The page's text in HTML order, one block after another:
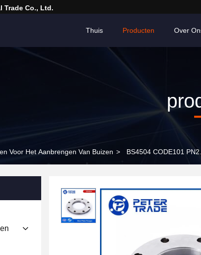
Trade Co., Ltd.
Thuis Producten Over
Voor Het Aanbrengen Van Buizen > BS4504 CODE101